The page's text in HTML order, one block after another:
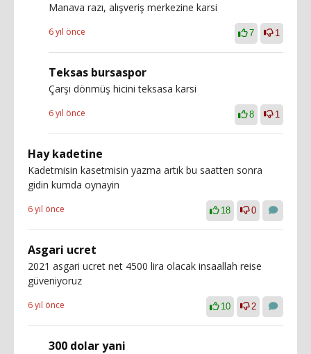
Manava razı, alışveriş merkezine karsi
6 yıl önce 7 1
Teksas bursaspor
Çarşı dönmüş hicini teksasa karsi
6 yıl önce 8 1
Hay kadetine
Kadetmisin kasetmisin yazma artık bu saatten sonra
gidin kumda oynayin
6 yıl önce 18 0
Asgari ucret
2021 asgari ucret net 4500 lira olacak insaallah reise
güveniyoruz
6 yıl önce 10 2
300 dolar yani